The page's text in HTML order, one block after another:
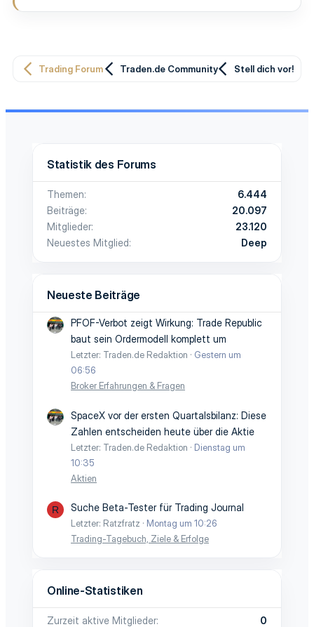
n
Trading Forum Traden.de Community Stell dich vor!
Statistik des Forums
Themen
6.444
Beiträge
20.097
Mitglieder
23.120
Neuestes Mitglied
Deep
Neueste Beiträge
PFOF-Verbot zeigt Wirkung: Trade Republic
baut sein Ordermodell komplett um
Letzter: Traden.de Redaktion
Gestern um
06:56
Broker Erfahrungen & Fragen
SpaceX vor der ersten Quartalsbilanz: Diese
Zahlen entscheiden heute über die Aktie
Letzter: Traden.de Redaktion
Dienstag um
10:35
Aktien
R Suche Beta-Tester für Trading Journal
Letzter: Ratzfratz
Montag um 10:26
Trading-Tagebuch, Ziele & Erfolge
Online-Statistiken
Zurzeit aktive Mitglieder
0